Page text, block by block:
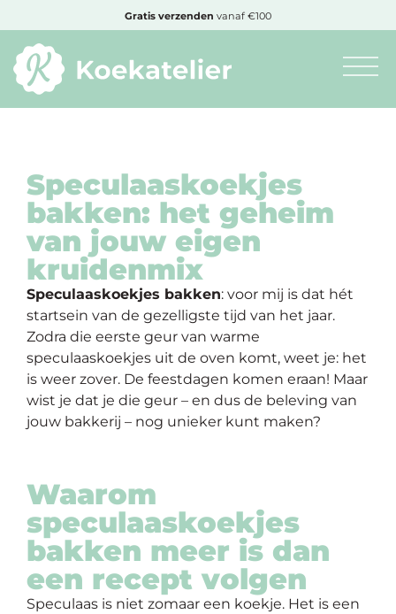
Minimum
Nieuwe
producten
Producten
op
soort
Producten
op
thema
Cursussen
Gratis
Cadeautjebij bestelling vanaf €50,-
Speculaaskoekjes
bakken: het geheim
van jouw eigen
kruidenmix
Speculaaskoekjes bakken: voor mij is dat hét
startsein van de gezelligste tijd van het jaar.
Zodra die eerste geur van warme
speculaaskoekjes uit de oven komt, weet je: het
is weer zover. De feestdagen komen eraan! Maar
wist je dat je die geur – en dus de beleving van
jouw bakkerij – nog unieker kunt maken?
Waarom
speculaaskoekjes
bakken meer is dan
een recept volgen
Speculaas is niet zomaar een koekje. Het is een